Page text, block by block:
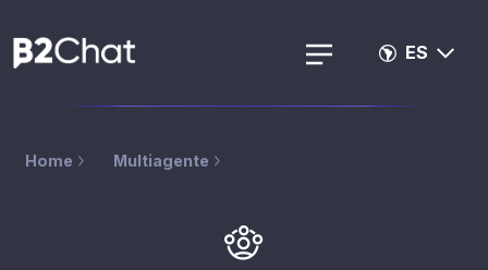
ES
Home Multiagente